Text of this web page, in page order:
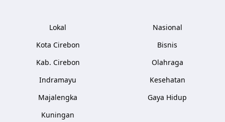
Lokal
Kota Cirebon
Kab. Cirebon
Indramayu
Majalengka
Kuningan
Nasional
Bisnis
Olahraga
Kesehatan
Gaya Hidup